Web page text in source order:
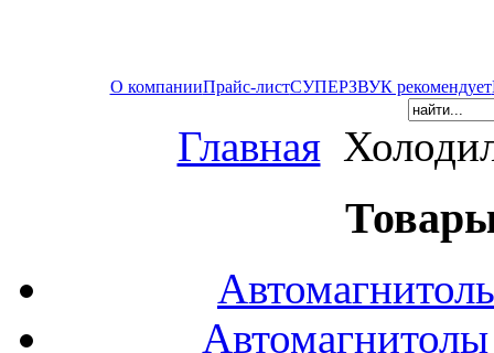
О компанииПрайс-листСУПЕРЗВУК рекомендует
Главная